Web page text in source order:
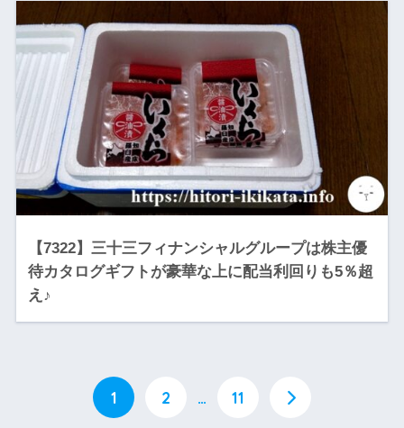
【7322】三十三フィナンシャルグループは株主優
待カタログギフトが豪華な上に配当利回りも5％超
え♪
1 2 … 11